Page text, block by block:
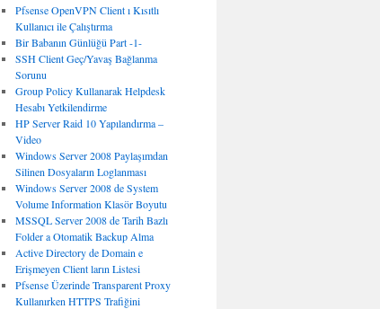
Pfsense OpenVPN Client ı Kısıtlı
Kullanıcı ile Çalıştırma
Bir Babanın Günlüğü Part -1-
SSH Client Geç/Yavaş Bağlanma
Sorunu
Group Policy Kullanarak Helpdesk
Hesabı Yetkilendirme
HP Server Raid 10 Yapılandırma –
Video
Windows Server 2008 Paylaşımdan
Silinen Dosyaların Loglanması
Windows Server 2008 de System
Volume Information Klasör Boyutu
MSSQL Server 2008 de Tarih Bazlı
Folder a Otomatik Backup Alma
Active Directory de Domain e
Erişmeyen Client ların Listesi
Pfsense Üzerinde Transparent Proxy
Kullanırken HTTPS Trafiğini